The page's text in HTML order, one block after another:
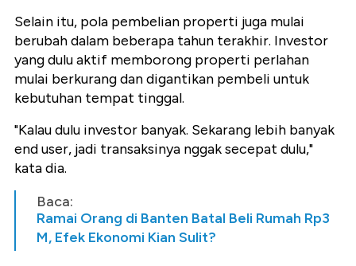
Selain itu, pola pembelian properti juga mulai
berubah dalam beberapa tahun terakhir. Investor
yang dulu aktif memborong properti perlahan
mulai berkurang dan digantikan pembeli untuk
kebutuhan tempat tinggal.
"Kalau dulu investor banyak. Sekarang lebih banyak
end user, jadi transaksinya nggak secepat dulu,"
kata dia.
Baca:
Ramai Orang di Banten Batal Beli Rumah Rp3
M, Efek Ekonomi Kian Sulit?